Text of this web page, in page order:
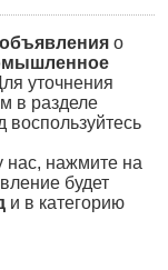
о
уточнения
в разделе
нажмите на
будет
и в категорию